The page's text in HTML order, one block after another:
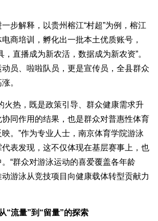
解释，以贵州榕江“村超”为例，榕江
商培训，孵化出一批本土优质账号，
，直播成为新农活，数据成为新农资”。
员、啦啦队员，更是宣传员，全县群众
。
热，既是政策引导、群众健康需求升
同作用的结果，也是群众对普惠性体育
。”作为专业人士，南京体育学院游泳
表发现，这不仅体现在基层赛事上，也
“群众对游泳运动的喜爱覆盖各年龄
游泳从竞技项目向健康载体转型贡献力
从“流量”到“留量”的探索